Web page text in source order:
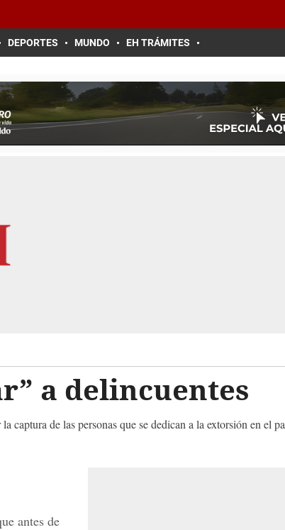
DEPORTES MUNDO EH TRÁMITES
a delincuentes
de las personas que se dedican a la extorsión en el
antes de